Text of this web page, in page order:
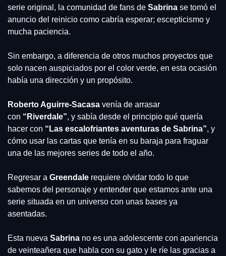
serie original, la comunidad de fans de Sabrina se tomó el
anuncio del reinicio como cabría esperar; escepticismo y
mucha paciencia.
Sin embargo, a diferencia de otros muchos proyectos que
solo nacen auspiciados por el color verde, en esta ocasión
había una dirección y un propósito.
Roberto Aguirre-Sacasa venía de arrasar
con “Riverdale”, y sabía desde el principio qué quería
hacer con “Las escalofriantes aventuras de Sabrina”, y
cómo usar las cartas que tenía en su baraja para fraguar
una de las mejores series de todo el año.
Regresar a Greendale requiere olvidar todo lo que
sabemos del personaje y entender que estamos ante una
serie situada en un universo con unas bases ya
asentadas.
Esta nueva Sabrina no es una adolescente con apariencia
de veinteañera que habla con su gato y le ríe las gracias a